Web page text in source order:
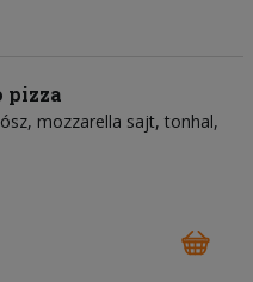
pizza
mozzarella sajt tonhal